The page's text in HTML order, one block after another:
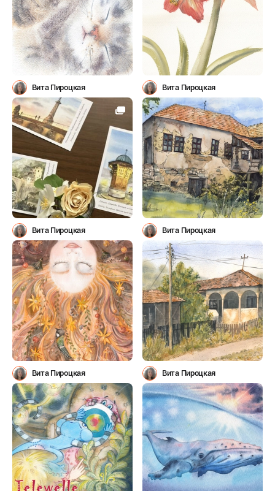
Вита Пироцкая Вита Пироцкая
Вита Пироцкая Вита Пироцкая
Вита Пироцкая Вита Пироцкая